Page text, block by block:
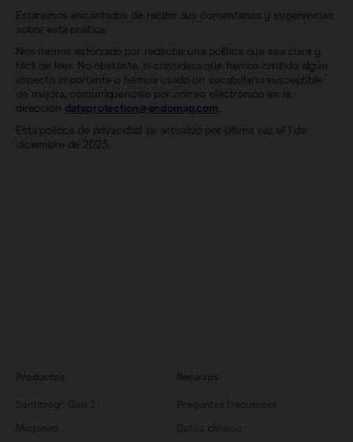
Estaremos encantados de recibir sus comentarios y sugerencias
sobre esta política.
Nos hemos esforzado por redactar una política que sea clara y
fácil de leer. No obstante, si considera que hemos omitido algún
aspecto importante o hemos usado un vocabulario susceptible
de mejora, comuníquenoslo por correo electrónico en la
dirección dataprotection@endomag.com.
Esta política de privacidad se actualizó por última vez el 1 de
diciembre de 2023.